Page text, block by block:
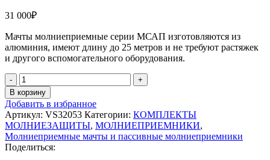
31 000₽
Мачты молниеприемные серии МСАП изготовляются из
алюминия, имеют длину до 25 метров и не требуют растяжек
и другого вспомогательного оборудования.
Количество
товара
VS32053
Мачта
молниеприемная
серии
МСАП
8м
В корзину
Добавить в избранное
Артикул: VS32053 Категории: КОМПЛЕКТЫ
МОЛНИЕЗАЩИТЫ, МОЛНИЕПРИЕМНИКИ,
Молниеприемные мачты и пассивные молниеприемники
Поделиться: